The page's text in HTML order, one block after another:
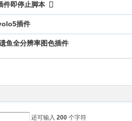
件即停止脚本
插件
鱼全分辨率图色插件
还可输入200 个字符